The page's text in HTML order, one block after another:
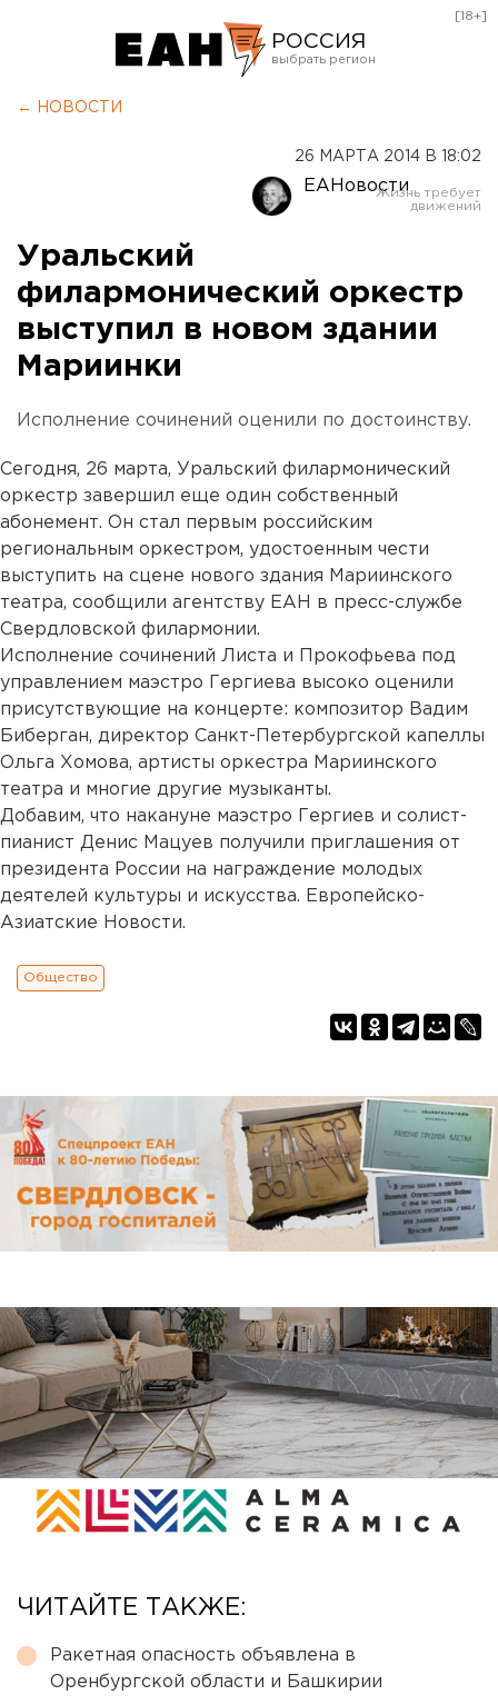
РОССИЯ
Оренбург
[18+]
← НОВОСТИ
26 МАРТА 2014 В 18:02
ЕАНовости
Уральский
филармонический оркестр
выступил в новом здании
Мариинки
Исполнение сочинений оценили по достоинству.
Сегодня, 26 марта, Уральский филармонический
оркестр завершил еще один собственный
абонемент. Он стал первым российским
региональным оркестром, удостоенным чести
выступить на сцене нового здания Мариинского
театра, сообщили агентству ЕАН в пресс-службе
Свердловской филармонии.
Исполнение сочинений Листа и Прокофьева под
управлением маэстро Гергиева высоко оценили
присутствующие на концерте: композитор Вадим
Биберган, директор Санкт-Петербургской капеллы
Ольга Хомова, артисты оркестра Мариинского
театра и многие другие музыканты.
Добавим, что накануне маэстро Гергиев и солист-
пианист Денис Мацуев получили приглашения от
президента России на награждение молодых
деятелей культуры и искусства. Европейско-
Азиатские Новости.
Общество
ЧИТАЙТЕ ТАКЖЕ:
Ракетная опасность объявлена в
Оренбургской области и Башкирии